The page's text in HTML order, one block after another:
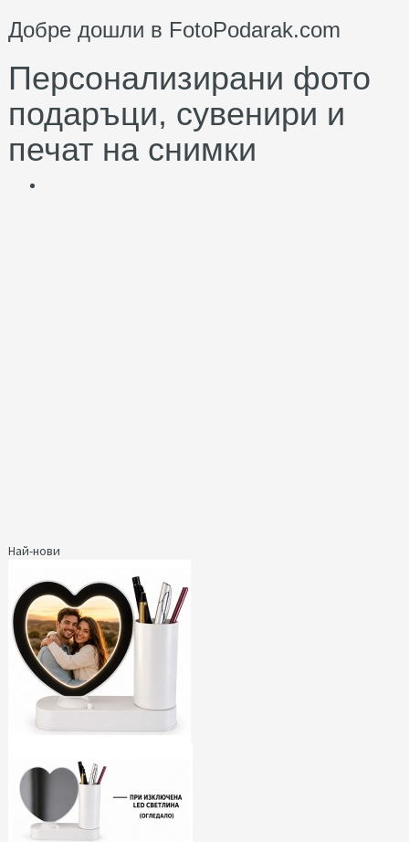
Добре дошли в FotoPodarak.com
Персонализирани фото
подаръци, сувенири и
печат на снимки
Най-нови